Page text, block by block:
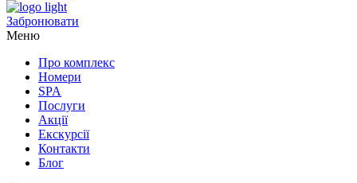
Забронювати
Меню
Про комплекс
Номери
SPA
Послуги
Акції
Екскурсії
Контакти
Блог